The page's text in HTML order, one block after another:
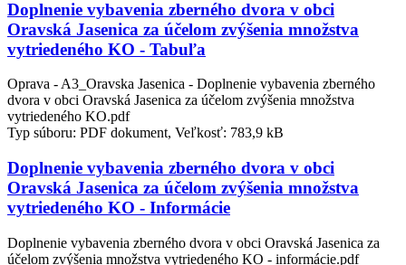
Doplnenie vybavenia zberného dvora v obci
Oravská Jasenica za účelom zvýšenia množstva
vytriedeného KO - Tabuľa
Oprava - A3_Oravska Jasenica - Doplnenie vybavenia zberného
dvora v obci Oravská Jasenica za účelom zvýšenia množstva
vytriedeného KO.pdf
Typ súboru: PDF dokument, Veľkosť: 783,9 kB
Doplnenie vybavenia zberného dvora v obci
Oravská Jasenica za účelom zvýšenia množstva
vytriedeného KO - Informácie
Doplnenie vybavenia zberného dvora v obci Oravská Jasenica za
účelom zvýšenia množstva vytriedeného KO - informácie.pdf